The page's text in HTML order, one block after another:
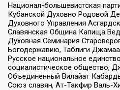
Национал-большевистская
Кубанской Духовно Родовой
Духовного Управления
Славянская Община Капища
Духовная Семинария
Богодержавию, Таблиги
Русское национальное
социалистическое общество,
Объединенный Вилайат
Союз славян, Ат-Такфир Валь-